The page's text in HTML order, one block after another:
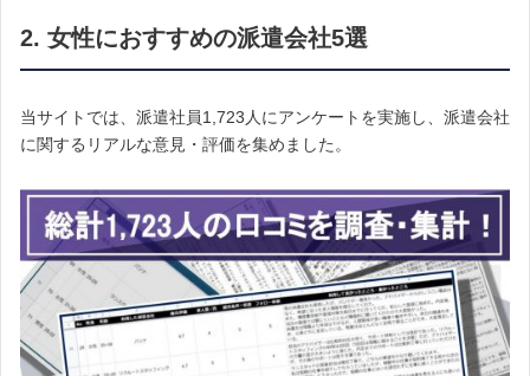
2. 女性におすすめの派遣会社5選
当サイトでは、派遣社員1,723人にアンケートを実施し、派遣会社
に関するリアルな意見・評価を集めました。